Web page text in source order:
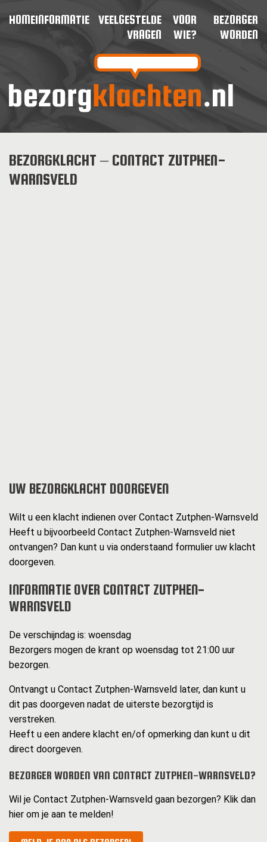
HOMEINFORMATIE
VEELGESTELDE
VRAGEN
VOOR
WIE?
BEZORGER
WORDEN
BEZORGKLACHT – CONTACT ZUTPHEN-
WARNSVELD
UW BEZORGKLACHT DOORGEVEN
Wilt u een klacht indienen over Contact Zutphen-Warnsveld
Heeft u bijvoorbeeld Contact Zutphen-Warnsveld niet
ontvangen? Dan kunt u via onderstaand formulier uw klacht
doorgeven.
INFORMATIE OVER CONTACT ZUTPHEN-
WARNSVELD
De verschijndag is: woensdag
Bezorgers mogen de krant op woensdag tot 21:00 uur
bezorgen.
Ontvangt u Contact Zutphen-Warnsveld later, dan kunt u
dit pas doorgeven nadat de uiterste bezorgtijd is
verstreken.
Heeft u een andere klacht en/of opmerking dan kunt u dit
direct doorgeven.
BEZORGER WORDEN VAN CONTACT ZUTPHEN-WARNSVELD?
Wil je Contact Zutphen-Warnsveld gaan bezorgen? Klik dan
hier om je aan te melden!